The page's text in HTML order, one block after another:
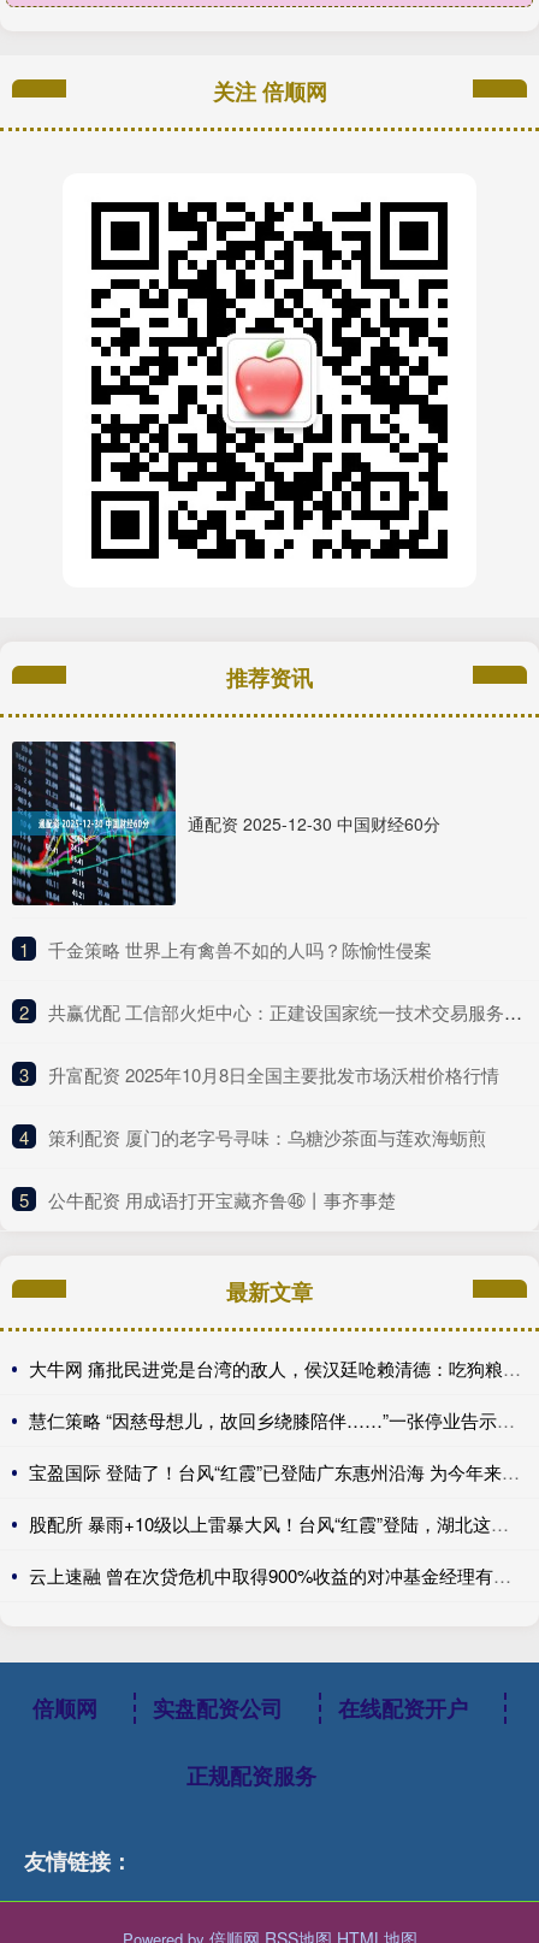
关注 倍顺网
推荐资讯
通配资 2025-12-30 中国财经60分
1 ​千金策略 世界上有禽兽不如的人吗？陈愉性侵案
2 ​共赢优配 工信部火炬中心：正建设国家统一技术交易服务平台 推动建设全国一体化技术市场
3 ​升富配资 2025年10月8日全国主要批发市场沃柑价格行情
4 ​策利配资 厦门的老字号寻味：乌糖沙茶面与莲欢海蛎煎
5 ​公牛配资 用成语打开宝藏齐鲁㊻丨事齐事楚
最新文章
大牛网 痛批民进党是台湾的敌人，侯汉廷呛赖清德：吃狗粮比关心食安还快
慧仁策略 “因慈母想儿，故回乡绕膝陪伴……”一张停业告示，为何全网点赞？
宝盈国际 登陆了！台风“红霞”已登陆广东惠州沿海 为今年来登陆我国最强台风
股配所 暴雨+10级以上雷暴大风！台风“红霞”登陆，湖北这些地方是暴雨中心
云上速融 曾在次贷危机中取得900%收益的对冲基金经理有了新的做空目标
倍顺网 实盘配资公司 在线配资开户
正规配资服务
友情链接：
倍顺网 RSS地图 HTML地图